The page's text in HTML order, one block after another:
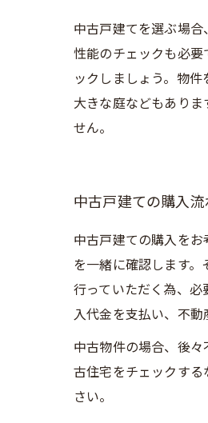
中古戸建てを選ぶ場
性能のチェックも必要
ックしましょう。物
大きな庭などもあり
せん。
中古戸建ての購入
中古戸建ての購入を
を一緒に確認します
行っていただく為、必
入代金を支払い、不動
中古物件の場合、後
古住宅をチェックする
さい。